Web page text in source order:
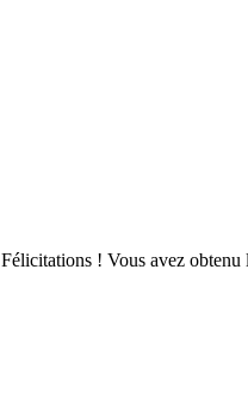
Félicitations ! Vous avez obtenu